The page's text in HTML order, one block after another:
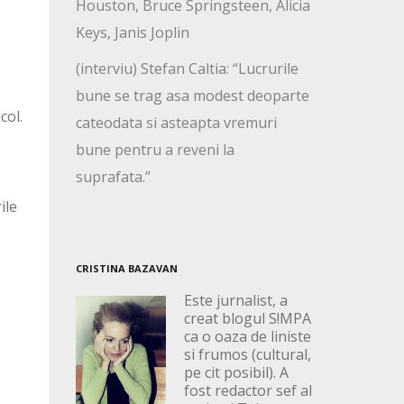
Houston, Bruce Springsteen, Alicia
Keys, Janis Joplin
(interviu) Stefan Caltia: “Lucrurile
bune se trag asa modest deoparte
cateodata si asteapta vremuri
bune pentru a reveni la
suprafata.”
CRISTINA BAZAVAN
Este jurnalist, a
creat blogul S!MPA
ca o oaza de liniste
si frumos (cultural,
pe cit posibil). A
fost redactor sef al